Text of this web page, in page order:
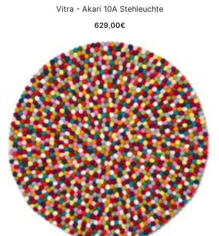
Vitra - Akari 10A Stehleuchte
629,00€